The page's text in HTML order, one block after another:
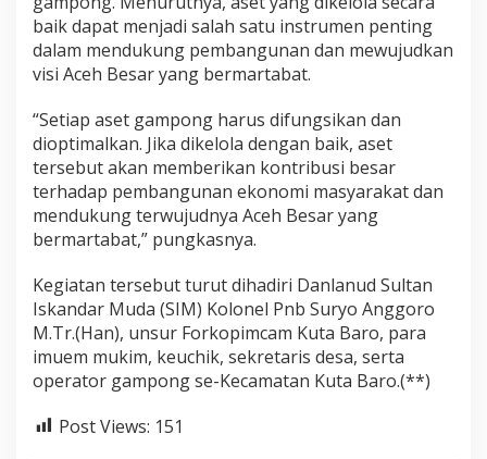
baik dapat menjadi salah satu instrumen penting
dalam mendukung pembangunan dan mewujudkan
visi Aceh Besar yang bermartabat.
“Setiap aset gampong harus difungsikan dan
dioptimalkan. Jika dikelola dengan baik, aset
tersebut akan memberikan kontribusi besar
terhadap pembangunan ekonomi masyarakat dan
mendukung terwujudnya Aceh Besar yang
bermartabat,” pungkasnya.
Kegiatan tersebut turut dihadiri Danlanud Sultan
Iskandar Muda (SIM) Kolonel Pnb Suryo Anggoro
M.Tr.(Han), unsur Forkopimcam Kuta Baro, para
imuem mukim, keuchik, sekretaris desa, serta
operator gampong se-Kecamatan Kuta Baro.(**)
Post Views: 151